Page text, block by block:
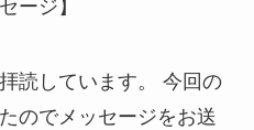
ージ】
読しています。 今回の
のでメッセージをお送